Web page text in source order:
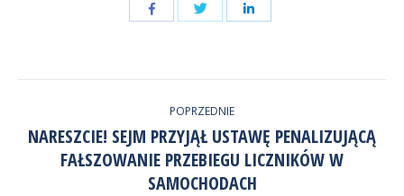
Udostępnij
przez
Twitter
Udostępnij
WPISÓW
POPRZEDNIE
Poprzedni
wpis:
NARESZCIE! SEJM PRZYJĄŁ USTAWĘ PENALIZUJĄCĄ
FAŁSZOWANIE PRZEBIEGU LICZNIKÓW W
SAMOCHODACH